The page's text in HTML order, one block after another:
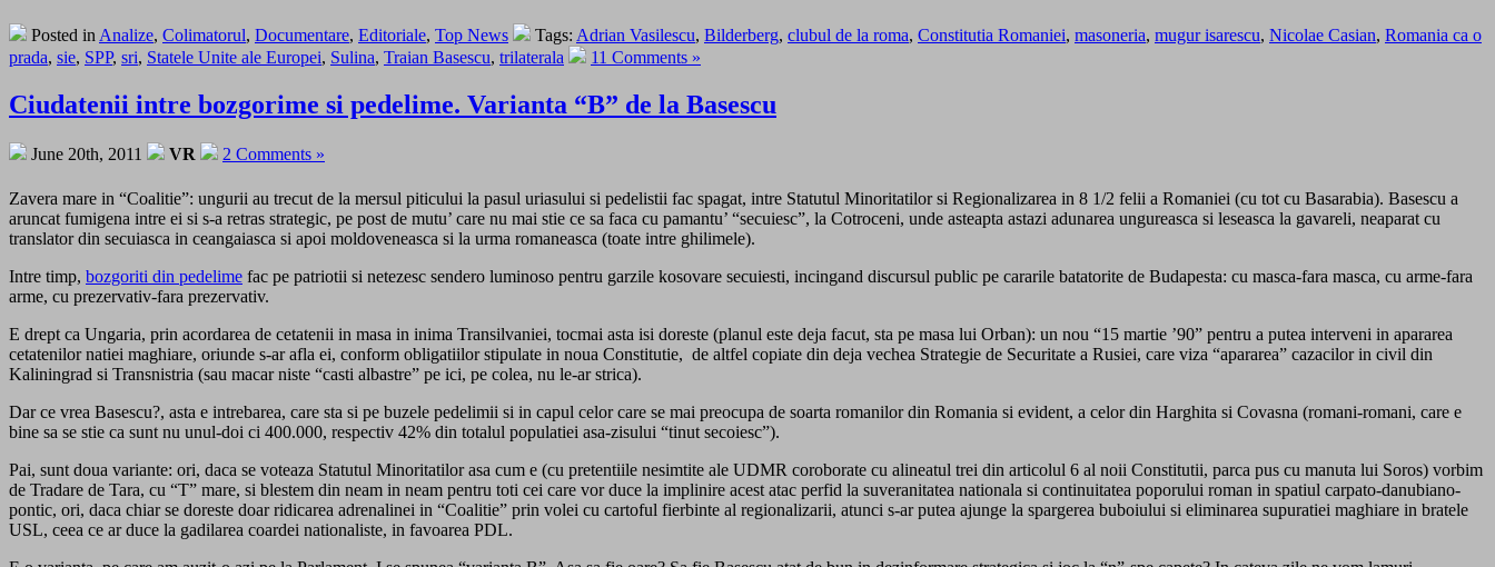
Posted in Analize, Colimatorul, Documentare, Editoriale, Top News Tags: Adrian Vasilescu, Bilderberg, clubul de la roma, Constitutia Romaniei, masoneria, mugur isarescu, Nicolae Casian, Romania ca o
prada, sie, SPP, sri, Statele Unite ale Europei, Sulina, Traian Basescu, trilaterala 11 Comments »
Ciudatenii intre bozgorime si pedelime. Varianta “B” de la Basescu
June 20th, 2011 VR 2 Comments »
Zavera mare in “Coalitie”: ungurii au trecut de la mersul piticului la pasul uriasului si pedelistii fac spagat, intre Statutul Minoritatilor si Regionalizarea in 8 1/2 felii a Romaniei (cu tot cu Basarabia). Basescu a
aruncat fumigena intre ei si s-a retras strategic, pe post de mutu’ care nu mai stie ce sa faca cu pamantu’ “secuiesc”, la Cotroceni, unde asteapta astazi adunarea ungureasca si leseasca la gavareli, neaparat cu
translator din secuiasca in ceangaiasca si apoi moldoveneasca si la urma romaneasca (toate intre ghilimele).
Intre timp, bozgoriti din pedelime fac pe patriotii si netezesc sendero luminoso pentru garzile kosovare secuiesti, incingand discursul public pe cararile batatorite de Budapesta: cu masca-fara masca, cu arme-fara
arme, cu prezervativ-fara prezervativ.
E drept ca Ungaria, prin acordarea de cetatenii in masa in inima Transilvaniei, tocmai asta isi doreste (planul este deja facut, sta pe masa lui Orban): un nou “15 martie ’90” pentru a putea interveni in apararea
cetatenilor natiei maghiare, oriunde s-ar afla ei, conform obligatiilor stipulate in noua Constitutie, de altfel copiate din deja vechea Strategie de Securitate a Rusiei, care viza “apararea” cazacilor in civil din
Kaliningrad si Transnistria (sau macar niste “casti albastre” pe ici, pe colea, nu le-ar strica).
Dar ce vrea Basescu?, asta e intrebarea, care sta si pe buzele pedelimii si in capul celor care se mai preocupa de soarta romanilor din Romania si evident, a celor din Harghita si Covasna (romani-romani, care e
bine sa se stie ca sunt nu unul-doi ci 400.000, respectiv 42% din totalul populatiei asa-zisului “tinut secoiesc”).
Pai, sunt doua variante: ori, daca se voteaza Statutul Minoritatilor asa cum e (cu pretentiile nesimtite ale UDMR coroborate cu alineatul trei din articolul 6 al noii Constitutii, parca pus cu manuta lui Soros) vorbim
de Tradare de Tara, cu “T” mare, si blestem din neam in neam pentru toti cei care vor duce la implinire acest atac perfid la suveranitatea nationala si continuitatea poporului roman in spatiul carpato-danubiano-
pontic, ori, daca chiar se doreste doar ridicarea adrenalinei in “Coalitie” prin volei cu cartoful fierbinte al regionalizarii, atunci s-ar putea ajunge la spargerea buboiului si eliminarea supuratiei maghiare in bratele
USL, ceea ce ar duce la gadilarea coardei nationaliste, in favoarea PDL.